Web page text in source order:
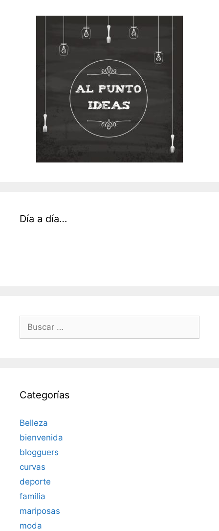
Día a día…
Categorías
Belleza
bienvenida
blogguers
curvas
deporte
familia
mariposas
moda